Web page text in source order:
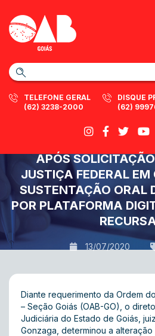
TELEFONE GERAL
(62) 3238-2000
DISQUE
(62)
APÓS
JUSTIÇA FEDERAL EM
SUSTENTAÇÃO ORAL
POR PLATAFORMA
13/07/2020
Diante requerimento da Ordem
– Seção Goiás (OAB-GO), o
Judiciária do Estado de Goiás,
Gonzaga, determinou a